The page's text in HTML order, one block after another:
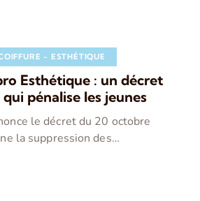
- ESTHÉTIQUE
Esthétique : un décret
pénalise les jeunes
le décret du 20 octobre
la suppression des…